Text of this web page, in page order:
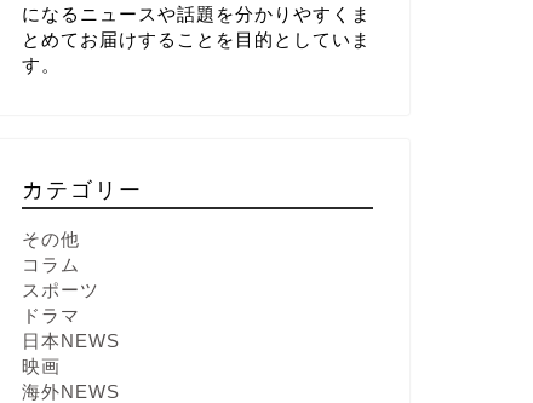
になるニュースや話題を分かりやすくま
とめてお届けすることを目的としていま
す。
カテゴリー
その他
コラム
スポーツ
ドラマ
日本NEWS
映画
海外NEWS